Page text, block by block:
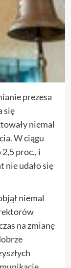
prezesa
się
niemal
W ciągu
2,5 proc., i
nie udało się
niemal
na zmianę